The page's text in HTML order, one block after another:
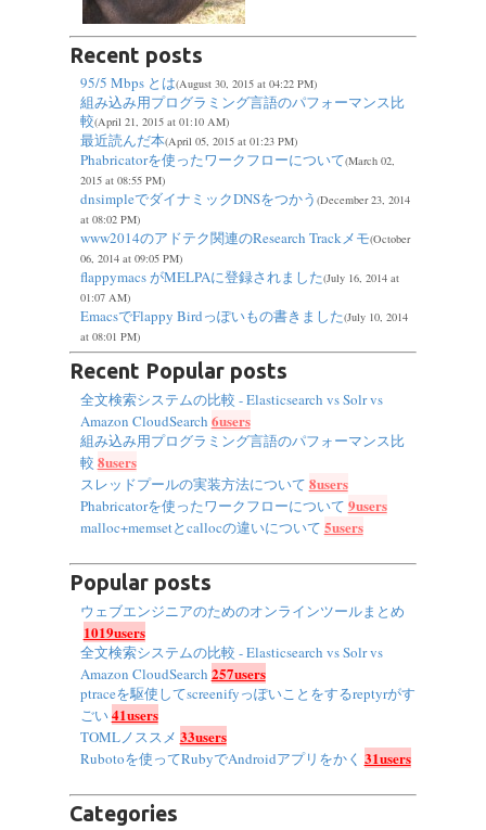
Recent posts
95/5 Mbps とは(August 30, 2015 at 04:22 PM)
組み込み用プログラミング言語のパフォーマンス比
較(April 21, 2015 at 01:10 AM)
最近読んだ本(April 05, 2015 at 01:23 PM)
Phabricatorを使ったワークフローについて(March 02,
2015 at 08:55 PM)
dnsimpleでダイナミックDNSをつかう (December 23, 2014
at 08:02 PM)
www2014のアドテク関連のResearch Trackメモ(October
06, 2014 at 09:05 PM)
flappymacs がMELPAに登録されました(July 16, 2014 at
01:07 AM)
EmacsでFlappy Birdっぽいもの書きました(July 10, 2014
at 08:01 PM)
Recent Popular posts
全文検索システムの比較 - Elasticsearch vs Solr vs
Amazon CloudSearch 6users
組み込み用プログラミング言語のパフォーマンス比
較 8users
スレッドプールの実装方法について 8users
Phabricatorを使ったワークフローについて 9users
malloc+memsetとcallocの違いについて 5users
Popular posts
ウェブエンジニアのためのオンラインツールまとめ
1019users
全文検索システムの比較 - Elasticsearch vs Solr vs
Amazon CloudSearch 257users
ptraceを駆使してscreenifyっぽいことをするreptyrがす
ごい41users
TOMLノススメ 33users
Rubotoを使ってRubyでAndroidアプリをかく 31users
Categories